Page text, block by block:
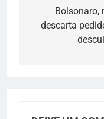
PostBolsonaro,
descarta